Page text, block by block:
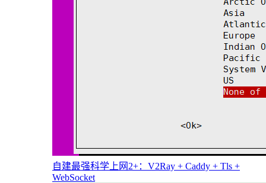
自建最强科学上网2+：V2Ray + Caddy + Tls +
WebSocket